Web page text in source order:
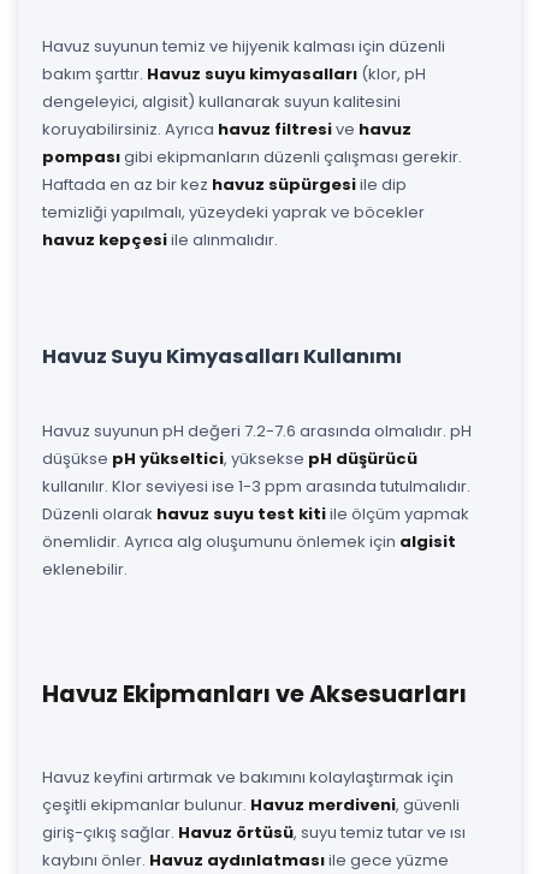
Havuz suyunun temiz ve hijyenik kalması için düzenli
bakım şarttır. Havuz suyu kimyasalları (klor, pH
dengeleyici, algisit) kullanarak suyun kalitesini
koruyabilirsiniz. Ayrıca havuz filtresive havuz
pompasıgibi ekipmanların düzenli çalışması gerekir.
Haftada en az bir kez havuz süpürgesiile dip
temizliği yapılmalı, yüzeydeki yaprak ve böcekler
havuz kepçesiile alınmalıdır.
Havuz Suyu Kimyasalları Kullanımı
Havuz suyunun pH değeri 7.2-7.6 arasında olmalıdır. pH
düşükse pH yükseltici, yüksekse pH düşürücü
kullanılır. Klor seviyesi ise 1-3 ppm arasında tutulmalıdır.
Düzenli olarak havuz suyu test kitiile ölçüm yapmak
önemlidir. Ayrıca alg oluşumunu önlemek için algisit
eklenebilir.
Havuz Ekipmanları ve Aksesuarları
Havuz keyfini artırmak ve bakımını kolaylaştırmak için
çeşitli ekipmanlar bulunur. Havuz merdiveni, güvenli
giriş-çıkış sağlar. Havuz örtüsü, suyu temiz tutar ve ısı
kaybını önler. Havuz aydınlatmasıile gece yüzme